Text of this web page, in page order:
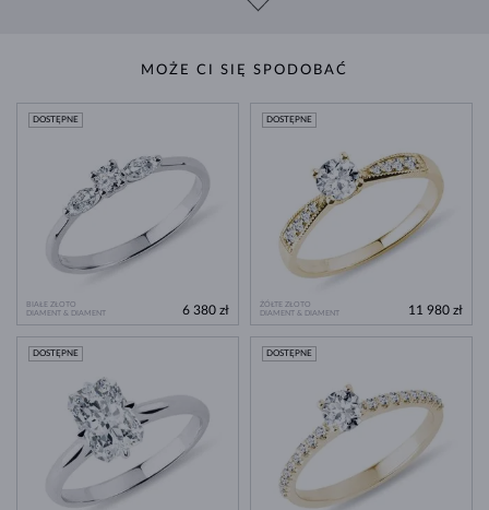
MOŻE CI SIĘ SPODOBAĆ
BIAŁE ZŁOTO
DIAMENT & DIAMENT
DOSTĘPNE
6 380 zł
ŻÓŁTE ZŁOTO
DIAMENT & DIAMENT
DOSTĘPNE
11 980 zł
DOSTĘPNE DOSTĘPNE